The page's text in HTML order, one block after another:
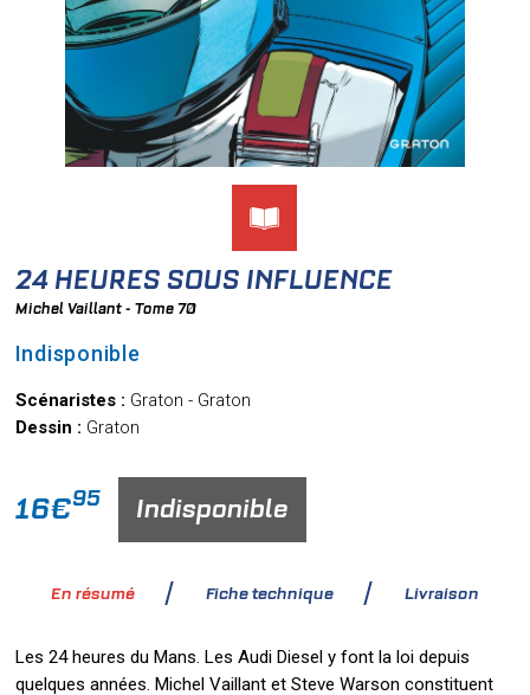
24 HEURES SOUS INFLUENCE
Michel Vaillant - Tome 70
Indisponible
Scénaristes : Graton - Graton
Dessin : Graton
16€95 Indisponible
En résumé Fiche technique Livraison
Les 24 heures du Mans. Les Audi Diesel y font la loi depuis
quelques années. Michel Vaillant et Steve Warson constituent